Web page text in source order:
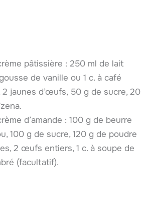
pâtissière : 250 ml de lait
de vanille ou 1 c. à café
2 jaunes d’œufs, 50 g de sucre, 20
d’amande : 100 g de beurre
100 g de sucre, 120 g de poudre
2 œufs entiers, 1 c. à soupe de
(facultatif).